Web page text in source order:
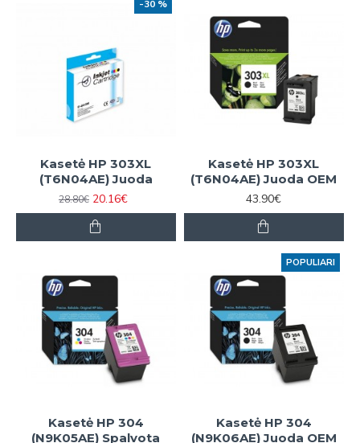
-30 %
Kasetė HP 303XL
(T6N04AE) Juoda
28.80€ 20.16€
Kasetė HP 303XL
(T6N04AE) Juoda OEM
43.90€
Kasetė HP 304
(N9K05AE) Spalvota
POPULIARI
Kasetė HP 304
(N9K06AE) Juoda OEM